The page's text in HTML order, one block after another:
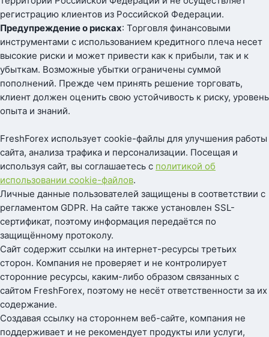
регистрацию клиентов из Российской Федерации.
Предупреждение о рисках: Торговля финансовыми
инструментами с использованием кредитного плеча несет
высокие риски и может привести как к прибыли, так и к
убыткам. Возможные убытки ограничены суммой
пополнений. Прежде чем принять решение торговать,
клиент должен оценить свою устойчивость к риску, уровень
опыта и знаний.
FreshForex использует cookie-файлы для улучшения работы
сайта, анализа трафика и персонализации. Посещая и
используя сайт, вы соглашаетесь с политикой об
использовании cookie-файлов.
Личные данные пользователей защищены в соответствии с
регламентом GDPR. На сайте также установлен SSL-
сертификат, поэтому информация передаётся по
защищённому протоколу.
Сайт содержит ссылки на интернет-ресурсы третьих
сторон. Компания не проверяет и не контролирует
сторонние ресурсы, каким-либо образом связанных с
сайтом FreshForex, поэтому не несёт ответственности за их
содержание.
Создавая ссылку на стороннем веб-сайте, компания не
поддерживает и не рекомендует продукты или услуги,